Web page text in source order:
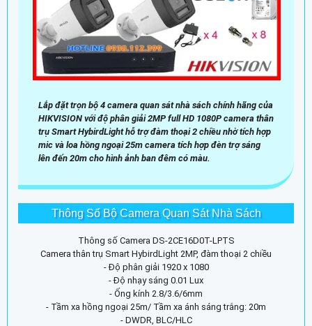
Lắp đặt trọn bộ 4 camera quan sát nhà sách chính hãng của
HIKVISION với độ phân giải 2MP full HD 1080P camera thân
trụ Smart HybirdLight hỗ trợ đàm thoại 2 chiều nhờ tích hợp
mic và loa hồng ngoại 25m camera tích hợp đèn trợ sáng
lên đến 20m cho hình ảnh ban đêm có màu.
Thông Số Bộ Camera Quan Sát Nhà Sách
Thông số Camera DS-2CE16D0T-LPTS
Camera thân trụ Smart HybirdLight 2MP, đàm thoại 2 chiều
- Độ phân giải 1920 x 1080
- Độ nhạy sáng 0.01 Lux
- Ống kính 2.8/3.6/6mm
- Tầm xa hồng ngoại 25m/ Tầm xa ánh sáng trắng: 20m
- DWDR, BLC/HLC